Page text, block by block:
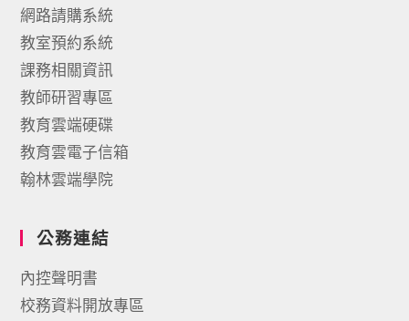
網路請購系統
教室預約系統
課務相關資訊
教師研習專區
教育雲端硬碟
教育雲電子信箱
翰林雲端學院
公務連結
內控聲明書
校務資料開放專區